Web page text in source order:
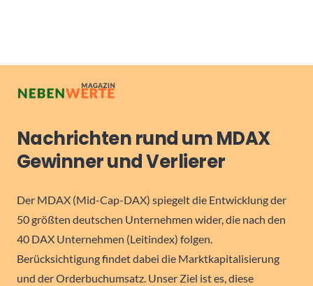
Nachrichten rund um MDAX
Gewinner und Verlierer
Der MDAX (Mid-Cap-DAX) spiegelt die Entwicklung der
50 größten deutschen Unternehmen wider, die nach den
40 DAX Unternehmen (Leitindex) folgen.
Berücksichtigung findet dabei die Marktkapitalisierung
und der Orderbuchumsatz. Unser Ziel ist es, diese